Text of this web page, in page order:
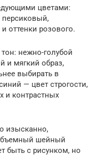
цветами:
оттенки розового.
нежно-голубой
и мягкий образ,
выбирать в
— цвет строгости,
и контрастных
изысканно,
шейный
быть с рисунком, но